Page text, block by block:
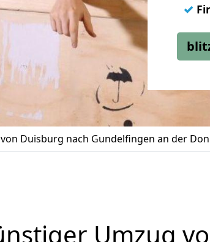
✓
Duisburg nach Gundelfingen an der
Umzug